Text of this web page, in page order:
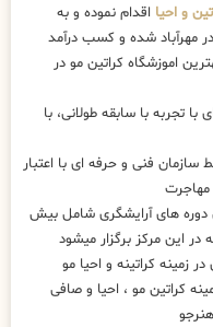
و احیا اقدام نموده و به
در مهرآباد شده و کسب درآمد
اموزشگاه کراتین مو در
تجربه با سابقه طولانی، با
سازمان فنی و حرفه ای با اعتبار
مهاجرت
دوره های آرایشگری شامل بیش
زمینه کراتینه و احیا مو
کراتین مو ، احیا و صافی